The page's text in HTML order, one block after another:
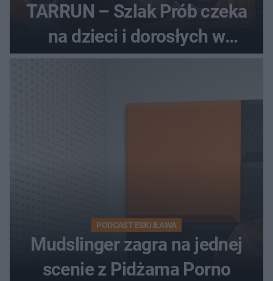
TARRUN – Szlak Prób czeka
na dzieci i dorosłych w
Dolinie Dunajca
PODCAST ESKI IŁAWA
Mudslinger zagra na jednej
scenie z Pidżama Porno